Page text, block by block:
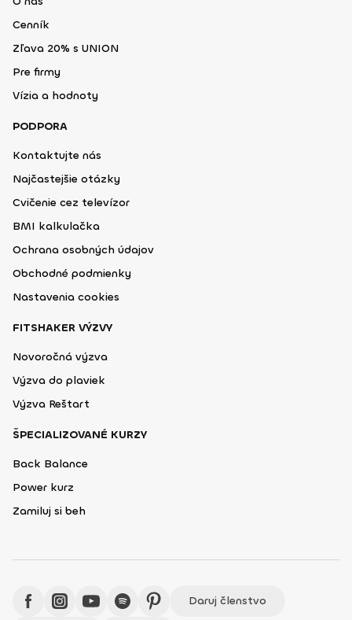
Cenník
Zľava 20% s UNION
Pre firmy
Vízia a hodnoty
PODPORA
Kontaktujte nás
Najčastejšie otázky
Cvičenie cez televízor
BMI kalkulačka
Ochrana osobných údajov
Obchodné podmienky
Nastavenia cookies
FITSHAKER VÝZVY
Novoročná výzva
Výzva do plaviek
Výzva Reštart
ŠPECIALIZOVANÉ KURZY
Back Balance
Power kurz
Zamiluj si beh
Daruj členstvo